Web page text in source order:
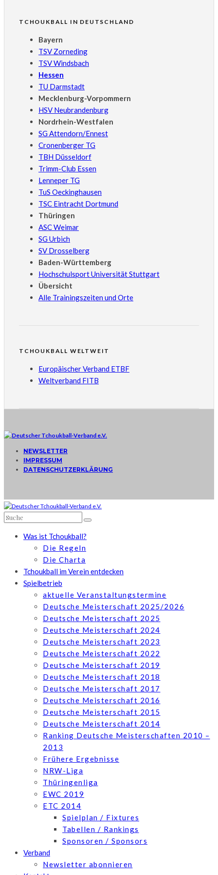
TCHOUKBALL IN DEUTSCHLAND
Bayern
TSV Zorneding
TSV Windsbach
Hessen
TU Darmstadt
Mecklenburg-Vorpommern
HSV Neubrandenburg
Nordrhein-Westfalen
SG Attendorn/Ennest
Cronenberger TG
TBH Düsseldorf
Trimm-Club Essen
Lenneper TG
TuS Oeckinghausen
TSC Eintracht Dortmund
Thüringen
ASC Weimar
SG Urbich
SV Drosselberg
Baden-Württemberg
Hochschulsport Universität Stuttgart
Übersicht
Alle Trainingszeiten und Orte
TCHOUKBALL WELTWEIT
Europäischer Verband ETBF
Weltverband FITB
NEWSLETTER
IMPRESSUM
DATENSCHUTZERKLÄRUNG
Was ist Tchoukball?
Die Regeln
Die Charta
Tchoukball im Verein entdecken
Spielbetrieb
aktuelle Veranstaltungstermine
Deutsche Meisterschaft 2025/2026
Deutsche Meisterschaft 2025
Deutsche Meisterschaft 2024
Deutsche Meisterschaft 2023
Deutsche Meisterschaft 2022
Deutsche Meisterschaft 2019
Deutsche Meisterschaft 2018
Deutsche Meisterschaft 2017
Deutsche Meisterschaft 2016
Deutsche Meisterschaft 2015
Deutsche Meisterschaft 2014
Ranking Deutsche Meisterschaften 2010 –
2013
Frühere Ergebnisse
NRW-Liga
Thüringenliga
EWC 2019
ETC 2014
Spielplan / Fixtures
Tabellen / Rankings
Sponsoren / Sponsors
Verband
Newsletter abonnieren